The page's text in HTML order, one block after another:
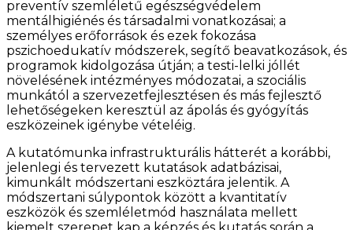
preventív szemléletű egészségvédelem
mentálhigiénés és társadalmi vonatkozásai; a
személyes erőforrások és ezek fokozása
pszichoedukatív módszerek, segítő beavatkozások, és
programok kidolgozása útján; a testi-lelki jóllét
növelésének intézményes módozatai, a szociális
munkától a szervezetfejlesztésen és más fejlesztő
lehetőségeken keresztül az ápolás és gyógyítás
eszközeinek igénybe vételéig.
A kutatómunka infrastrukturális hátterét a korábbi,
jelenlegi és tervezett kutatások adatbázisai,
kimunkált módszertani eszköztára jelentik. A
módszertani súlypontok között a kvantitatív
eszközök és szemléletmód használata mellett
kiemelt szerepet kap a képzés és kutatás során a